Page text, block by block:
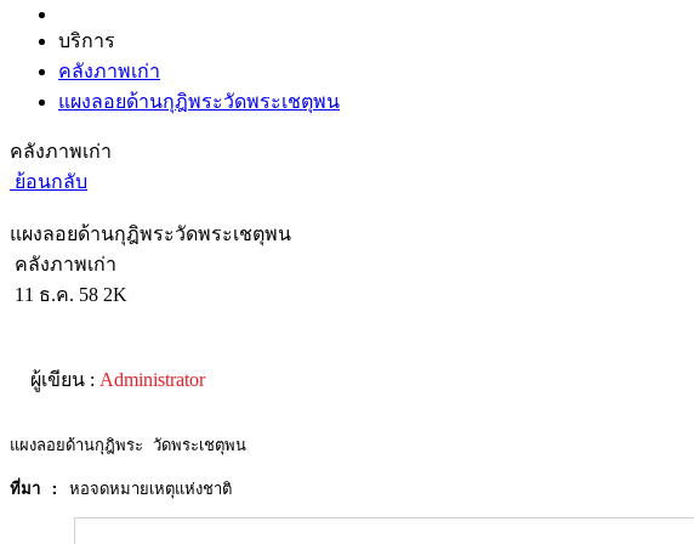
บริการ
คลังภาพเก่า
แผงลอยด้านกุฎิพระวัดพระเชตุพน
คลังภาพเก่า
ย้อนกลับ
แผงลอยด้านกุฎิพระวัดพระเชตุพน
คลังภาพเก่า
11 ธ.ค. 58 2K
ผู้เขียน : Administrator
แผงลอยด้านกุฎิพระ วัดพระเชตุพน
ที่มา : หอจดหมายเหตุแห่งชาติ